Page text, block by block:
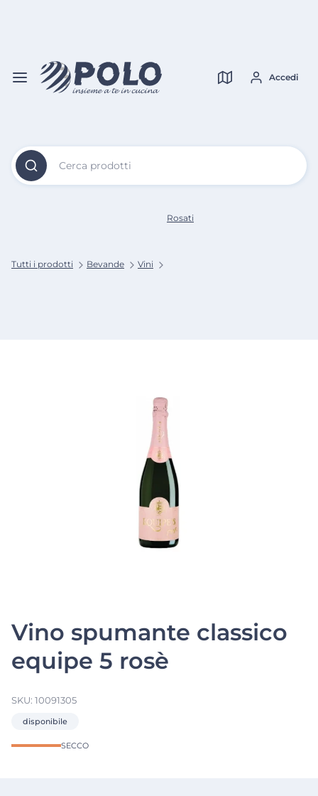
Cerca prodotti
Accedi
Tutti i prodotti Bevande Vini
Rosati
Vino spumante classico
equipe 5 rosè
SKU: 10091305
disponibile
SECCO